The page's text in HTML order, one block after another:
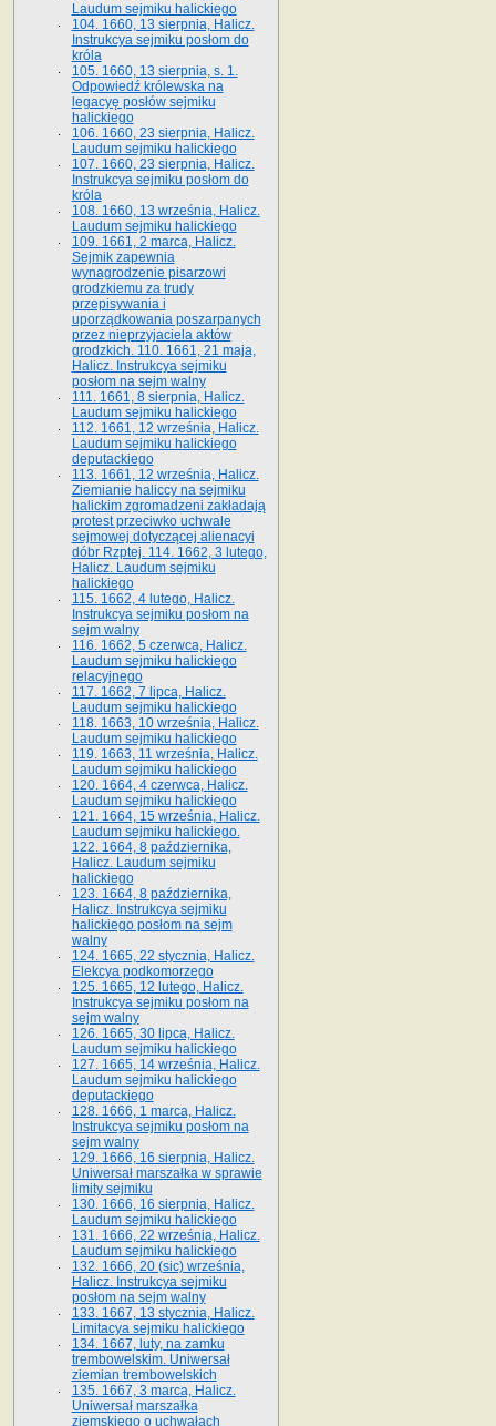
Laudum sejmiku halickiego
104. 1660, 13 sierpnia, Halicz.
Instrukcya sejmiku posłom do
króla
105. 1660, 13 sierpnia, s. 1.
Odpowiedź królewska na
legacyę posłów sejmiku
halickiego
106. 1660, 23 sierpnia, Halicz.
Laudum sejmiku halickiego
107. 1660, 23 sierpnia, Halicz.
Instrukcya sejmiku posłom do
króla
108. 1660, 13 września, Halicz.
Laudum sejmiku halickiego
109. 1661, 2 marca, Halicz.
Sejmik zapewnia
wynagrodzenie pisarzowi
grodzkiemu za trudy
przepisywania i
uporządkowania poszarpanych
przez nieprzyjaciela aktów
grodzkich. 110. 1661, 21 maja,
Halicz. Instrukcya sejmiku
posłom na sejm walny
111. 1661, 8 sierpnia, Halicz.
Laudum sejmiku halickiego
112. 1661, 12 września, Halicz.
Laudum sejmiku halickiego
deputackiego
113. 1661, 12 września, Halicz.
Ziemianie haliccy na sejmiku
halickim zgromadzeni zakładają
protest przeciwko uchwale
sejmowej dotyczącej alienacyi
dóbr Rzptej. 114. 1662, 3 lutego,
Halicz. Laudum sejmiku
halickiego
115. 1662, 4 lutego, Halicz.
Instrukcya sejmiku posłom na
sejm walny
116. 1662, 5 czerwca, Halicz.
Laudum sejmiku halickiego
relacyjnego
117. 1662, 7 lipca, Halicz.
Laudum sejmiku halickiego
118. 1663, 10 września, Halicz.
Laudum sejmiku halickiego
119. 1663, 11 września, Halicz.
Laudum sejmiku halickiego
120. 1664, 4 czerwca, Halicz.
Laudum sejmiku halickiego
121. 1664, 15 września, Halicz.
Laudum sejmiku halickiego.
122. 1664, 8 października,
Halicz. Laudum sejmiku
halickiego
123. 1664, 8 października,
Halicz. Instrukcya sejmiku
halickiego posłom na sejm
walny
124. 1665, 22 stycznia, Halicz.
Elekcya podkomorzego
125. 1665, 12 lutego, Halicz.
Instrukcya sejmiku posłom na
sejm walny
126. 1665, 30 lipca, Halicz.
Laudum sejmiku halickiego
127. 1665, 14 września, Halicz.
Laudum sejmiku halickiego
deputackiego
128. 1666, 1 marca, Halicz.
Instrukcya sejmiku posłom na
sejm walny
129. 1666, 16 sierpnia, Halicz.
Uniwersał marszałka w sprawie
limity sejmiku
130. 1666, 16 sierpnia, Halicz.
Laudum sejmiku halickiego
131. 1666, 22 września, Halicz.
Laudum sejmiku halickiego
132. 1666, 20 (sic) września,
Halicz. Instrukcya sejmiku
posłom na sejm walny
133. 1667, 13 stycznia, Halicz.
Limitacya sejmiku halickiego
134. 1667, luty, na zamku
trembowelskim. Uniwersał
ziemian trembowelskich
135. 1667, 3 marca, Halicz.
Uniwersał marszałka
ziemskiego o uchwałach